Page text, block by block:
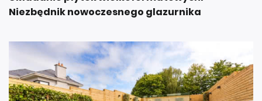
Niezbędnik nowoczesnego glazurnika